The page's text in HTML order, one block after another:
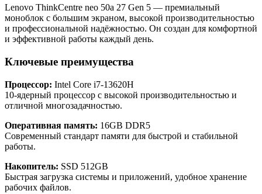
Lenovo ThinkCentre neo 50a 27 Gen 5 — премиальный
моноблок с большим экраном, высокой производительностью
и профессиональной надёжностью. Он создан для комфортной
и эффективной работы каждый день.
Ключевые преимущества
Процессор: Intel Core i7-13620H
10-ядерный процессор с высокой производительностью и
отличной многозадачностью.
Оперативная память: 16GB DDR5
Современный стандарт памяти для быстрой и стабильной
работы.
Накопитель: SSD 512GB
Быстрая загрузка системы и приложений, удобное хранение
рабочих файлов.